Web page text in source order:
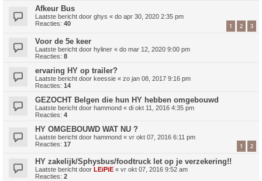
Afkeur Bus
Laatste bericht door ghys « do apr 30, 2020 2:35 pm
Reacties: 40 1 2 3
Voor de 5e keer
Laatste bericht door hyliner « do mar 12, 2020 9:00 pm
Reacties: 8
ervaring HY op trailer?
Laatste bericht door keessie « zo jan 08, 2017 9:16 pm
Reacties: 14
GEZOCHT Belgen die hun HY hebben omgebouwd
Laatste bericht door hammond « di okt 11, 2016 4:35 pm
Reacties: 4
HY OMGEBOUWD WAT NU ?
Laatste bericht door hammond « vr okt 07, 2016 6:11 pm
Reacties: 17 1 2
HY zakelijk/Sphysbus/foodtruck let op je verzekering!!
Laatste bericht door LEiPiE « vr okt 07, 2016 9:52 am
Reacties: 2